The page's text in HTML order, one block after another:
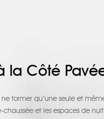
la Côté
former qu’une seule et
et les espaces de